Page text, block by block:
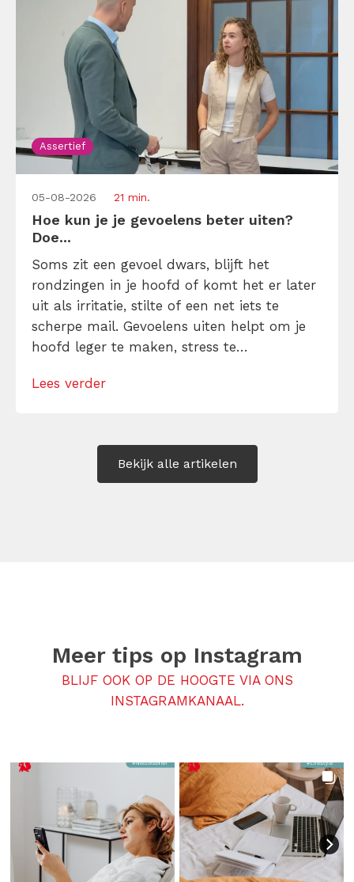
Assertief
05-08-2026 21 min.
Hoe kun je je gevoelens beter uiten?
Doe...
Soms zit een gevoel dwars, blijft het
rondzingen in je hoofd of komt het er later
uit als irritatie, stilte of een net iets te
scherpe mail. Gevoelens uiten helpt om je
hoofd leger te maken, stress te
Maar hoe doe je dat zonder drama, verwijt
Lees verder
Bekijk alle artikelen
Meer tips op Instagram
BLIJF OOK OP DE HOOGTE VIA ONS
INSTAGRAMKANAAL.